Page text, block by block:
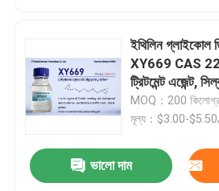
ইথিলিন গ্লাইকোল
XY669 CAS
ট্রিটমেন্ট এজেন্ট,
প্রতিরোধ এজেন্ট,
PVC তাপ স্থিতিশীল
MOQ：200
মূল্য：$3.00-
ভালো দাম